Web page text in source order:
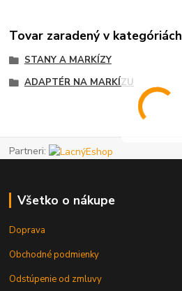
Tovar zaradený v kategóriách
STANY A MARKÍZY
ADAPTÉR NA MARKÍZU
Partneri:
Všetko o nákupe
Doprava
Obchodné podmienky
Odstúpenie od zmluvy